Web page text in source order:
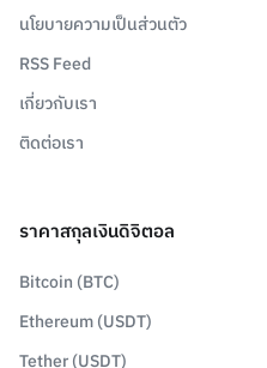
นโยบายความเป็นส่วนตัว
RSS Feed
เกี่ยวกับเรา
ติดต่อเรา
ราคาสกุลเงินดิจิตอล
Bitcoin (BTC)
Ethereum (USDT)
Tether (USDT)